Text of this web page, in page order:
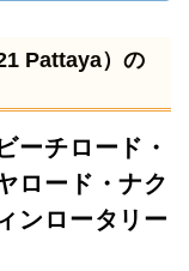
Pattaya）の
ーチロード・
ロード・ナク
ンロータリー